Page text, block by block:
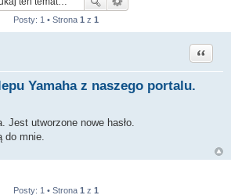
Posty: 1 • Strona 1 z 1
Yamaha z naszego portalu.
Cytuj
Jest utworzone nowe hasło.
do mnie.
Posty: 1 • Strona 1z 1